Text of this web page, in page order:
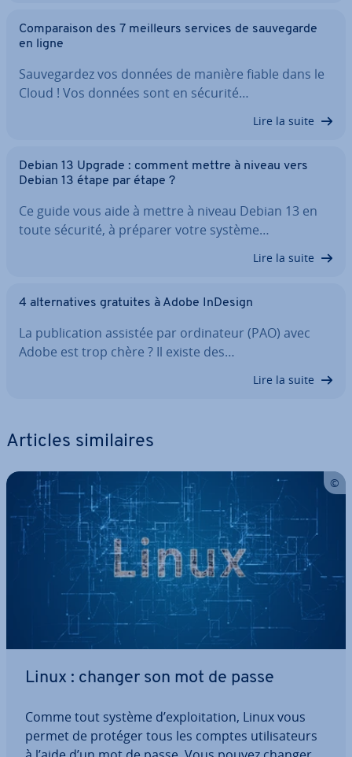
Com­pa­rai­son des 7 meilleurs services de sau­ve­garde
en ligne
Sau­ve­gar­dez vos données de manière fiable dans le
Cloud ! Vos données sont en sécurité…
Lire la suite
Debian 13 Upgrade : comment mettre à niveau vers
Debian 13 étape par étape ?
Ce guide vous aide à mettre à niveau Debian 13 en
toute sécurité, à préparer votre système…
Lire la suite
4 al­ter­na­tives gratuites à Adobe InDesign
La pu­bli­ca­tion assistée par or­di­na­teur (PAO) avec
Adobe est trop chère ? Il existe des…
Lire la suite
Articles si­mi­laires
Linux : changer son mot de passe
Comme tout système d’ex­ploi­ta­tion, Linux vous
permet de protéger tous les comptes uti­li­sa­teurs